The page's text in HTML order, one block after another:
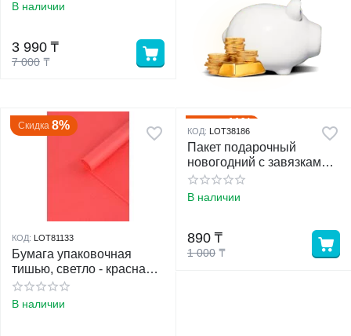
В наличии
7 000 ₸
3 990 ₸
Скидка 8%
КОД: LOT81133
Бумага упаковочная
тишью, светло - красная,
50×66 см
В наличии
11%
КОД: LOT38186
Пакет подарочный
новогодний с завязками,
«Дед Мороз», 24×32 см
В наличии
1 000 ₸
890 ₸